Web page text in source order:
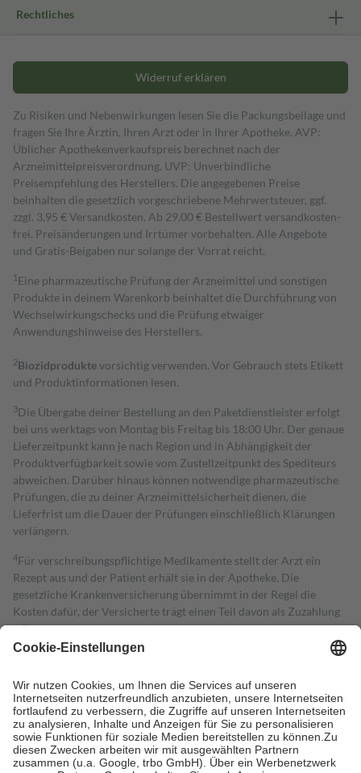
Rechtliches
Widerruf erklären
Zu Risiken und Nebenwirkungen lesen Sie die Packungsbeilage und
fragen Sie Ihre Ärztin, Ihren Arzt oder in Ihrer Apotheke. AVP:
Üblicher Apothekenverkaufspreis berechnet nach der
Arzneimittelpreisverordnung. UVP: Unverbindliche
Preisempfehlung des Herstellers. Die angegebenen Preise
beinhalten die gesetzlich vorgeschriebene Mehrwertsteuer, ggf.
zzgl. 3,95 € Versandkosten. Ab 29,00 € Bestell­wert versand­kosten­
frei. Preisänderungen und Irrtümer vorbehalten. Alle Angebote
und Gratis-Beigaben nur solange der Vorrat reicht.
1 Eine pharmazeutische Prüfung der Arzneimittel und sonstigen
Produkte in deinem Warenkorb beinhaltet die Durchführung von
Wechselwirkungschecks und die Prüfung etwaiger
Anwendungshinweise des Herstellers.
2Biozidproduktevorsichtig verwenden. Vor Gebrauch stets Etikett
und Produktinformationen lesen.
3Die Übergabe deiner Bestellung an den Paketdienstleister erfolgt
bei uns werktags von Montag bis Freitag bis 18:00 Uhr. Der genaue
Lieferzeitpunkt kann je nach Region und in Abhängigkeit der
Produktverfügbarkeit sowie vom Zustellzeitpunkt des Spediteurs
abweichen. Darüber hinaus können notwendige pharmazeutische
Prüfungen, die zu deiner Arzneimittelsicherheit dienen, die
Lieferfrist um die Dauer der Prüfungen einschließlich Klärungen
verlängern.
4Für verschreibungspflichtige Medikamente stellt der Arzt ein
Rezept aus und der Patient erhält sie in der Apotheke. Die
gesetzliche Krankenversicherung übernimmt in der Regel die
Kosten dafür, der Versicherte trägt einen Teil davon als Zuzahlung
mit.
Grundsätzlich leisten Mitglieder Zuzahlungen in Höhe von zehn
höchstens zehn Euro.
Es sind jedoch nie mehr als die tatsächlichen
Kosten der Leistung zu entrichten.
Diese Regeln gelten grundsätzlich auch für Online-Apotheken.
Bei Heilmitteln und häuslicher Krankenpflege beträgt die
Zuzahlung zehn Prozent der Kosten sowie zehn Euro je
Verordnung.